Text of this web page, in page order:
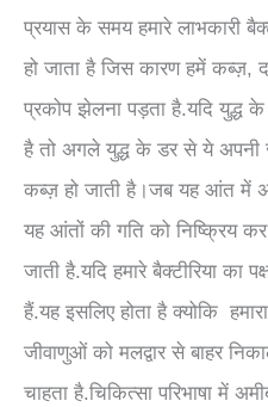
प्रयास के समय हमारे लाभकारी
हो जाता है जिस कारण हमें
प्रकोप झेलना पड़ता है.यदि युद्ध
है तो अगले युद्ध के डर से ये अपनी
कब्ज़ हो जाती है।जब यह आंत में
यह आंतों की गति को निष्क्रिय
जाती है.यदि हमारे बैक्टीरिया
हैं.यह इसलिए होता है क्योकि
जीवाणुओं को मलद्वार से बाहर
चाहता है.चिकित्सा परिभाषा में